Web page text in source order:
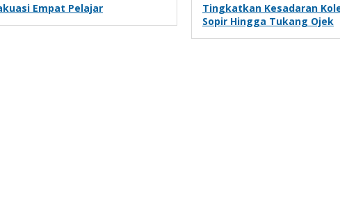
Empat Pelajar
Tingkatkan Kesadaran
Sopir Hingga Tukang Ojek